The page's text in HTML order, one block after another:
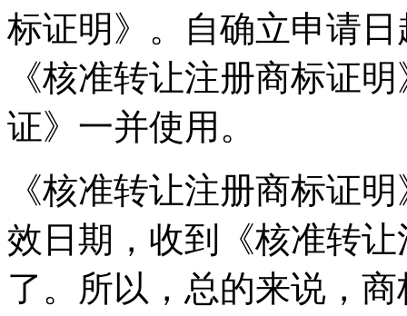
标证明》。自确立申请
《核准转让注册商标证
证》一并使用。
《核准转让注册商标证
效日期，收到《核准转
了。所以，总的来说，